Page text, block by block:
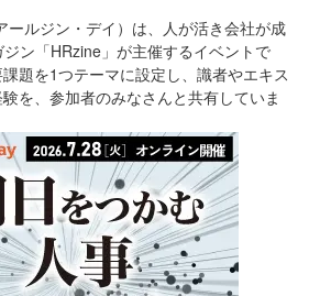
ールジン・デイ）は、人が活き会社が成
ン「HRzine」が主催するイベントで
題を1つテーマに設定し、識者やエキス
を、参加者のみなさんと共有していま